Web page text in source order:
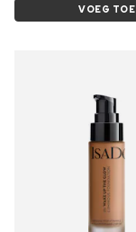
VOEG TOE